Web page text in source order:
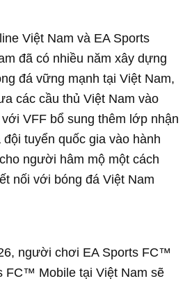
Việt Nam và EA Sports
đã có nhiều năm xây dựng
đá vững mạnh tại Việt Nam,
các cầu thủ Việt Nam vào
VFF bổ sung thêm lớp nhận
tuyển quốc gia vào hành
người hâm mộ một cách
nối với bóng đá Việt Nam
người chơi EA Sports FC™
FC™ Mobile tại Việt Nam sẽ